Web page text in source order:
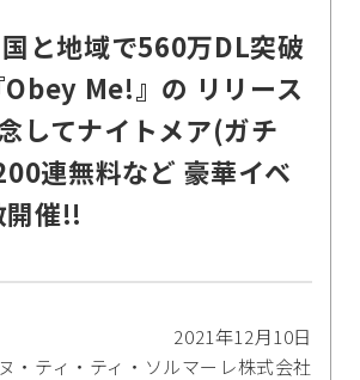
と地域で560万DL突破
Obey Me!』の リリース
してナイトメア(ガチ
連無料など 豪華イベ
開催!!
2021年12月10日
・ティ・ティ・ソルマーレ株式会社